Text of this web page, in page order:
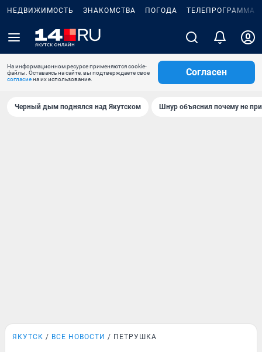
НЕДВИЖИМОСТЬ ЗНАКОМСТВА ПОГОДА ТЕЛЕПРОГРАММА
На информационном ресурсе применяются cookie-
файлы. Оставаясь на сайте, вы подтверждаете свое
согласиена их использование.
Согласен
Черный дым поднялся над Якутском Шнур объяснил почему не
ЯКУТСК ВСЕ НОВОСТИ ПЕТРУШКА